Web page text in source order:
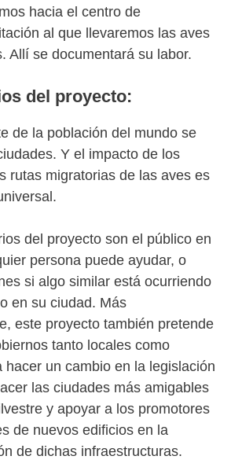
hacia el centro de
al que llevaremos las aves
Allí se documentará su labor.
del proyecto:
de la población del mundo se
Y el impacto de los
rutas migratorias de las aves es
del proyecto son el público en
persona puede ayudar, o
si algo similar está ocurriendo
en su ciudad. Más
este proyecto también pretende
tanto locales como
hacer un cambio en la legislación
las ciudades más amigables
y apoyar a los promotores
de nuevos edificios en la
de dichas infraestructuras.